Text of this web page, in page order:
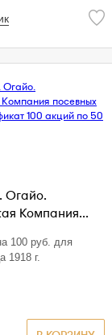
Огайо.
Компания...
100 руб. для
1918 г.